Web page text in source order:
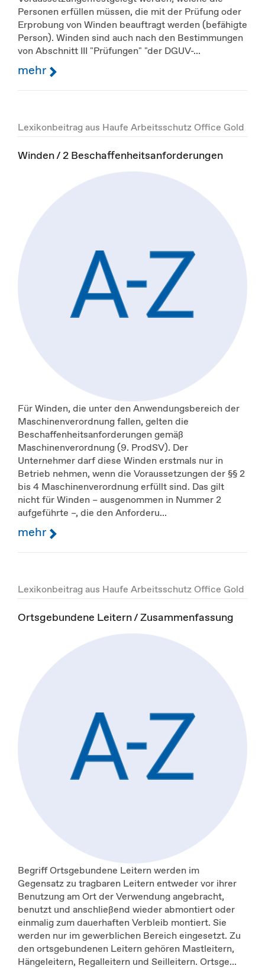
Personen erfüllen müssen, die mit der Prüfung oder
Erprobung von Winden beauftragt werden (befähigte
Person). Winden sind auch nach den Bestimmungen
von Abschnitt III "Prüfungen" "der DGUV-...
mehr
Lexikonbeitrag aus Haufe Arbeitsschutz Office Gold
Winden / 2 Beschaffenheitsanforderungen
Für Winden, die unter den Anwendungsbereich der
Maschinenverordnung fallen, gelten die
Beschaffenheitsanforderungen gemäß
Maschinenverordnung (9. ProdSV). Der
Unternehmer darf diese Winden erstmals nur in
Betrieb nehmen, wenn die Voraussetzungen der §§ 2
bis 4 Maschinenverordnung erfüllt sind. Das gilt
nicht für Winden – ausgenommen in Nummer 2
aufgeführte –, die den Anforderu...
mehr
Lexikonbeitrag aus Haufe Arbeitsschutz Office Gold
Ortsgebundene Leitern / Zusammenfassung
Begriff Ortsgebundene Leitern werden im
Gegensatz zu tragbaren Leitern entweder vor ihrer
Benutzung am Ort der Verwendung angebracht,
benutzt und anschließend wieder abmontiert oder
einmalig zum dauerhaften Verbleib montiert. Sie
werden nur im gewerblichen Bereich eingesetzt. Zu
den ortsgebundenen Leitern gehören Mastleitern,
Hängeleitern, Regalleitern und Seilleitern. Ortsge...